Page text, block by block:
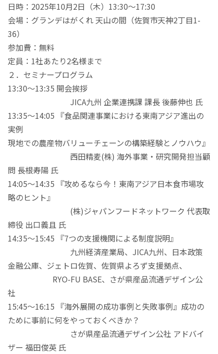
日時：2025年10月2日（木）13:30〜17:30
会場：グランデはがくれ 天山の間（佐賀市天神2丁目1-
36）
参加費：無料
定員：1社あたり2名様まで
２．セミナープログラム
13:30〜13:35 開会挨拶
JICA九州 企業連携課 課長 後藤伸也 氏
13:35〜14:05 『食品関連事業における東南アジア進出の
実例
現地での農産物バリューチェーンの構築経験とノウハウ』
西田精麦(株) 海外事業・研究開発担当顧
問 長根寿陽 氏
14:05〜14:35 『攻めるなら今！東南アジア日本食市場攻
略のヒント』
(株)ジャパンフードネットワーク 代表取
締役 出口義且 氏
14:35〜15:45 『7つの支援機関による制度説明』
九州経済産業局、JICA九州、日本政策
金融公庫、ジェトロ佐賀、佐賀県よろず支援拠点、
RYO-FU BASE、さが県産品流通デザイン公
社
15:45〜16:15 『海外展開の成功事例と失敗事例』成功の
ために事前に何をやっておくべきか？
さが県産品流通デザイン公社 アドバイ
ザー 福田俊英 氏